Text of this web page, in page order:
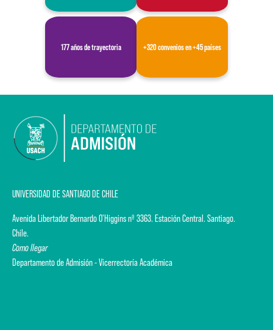
177 años de trayectoria +320 convenios en +45 países
UNIVERSIDAD DE SANTIAGO DE CHILE
Avenida Libertador Bernardo O'Higgins nº 3363. Estación Central. Santiago.
Chile.
Como llegar
Departamento de Admisión - Vicerrectoría Académica